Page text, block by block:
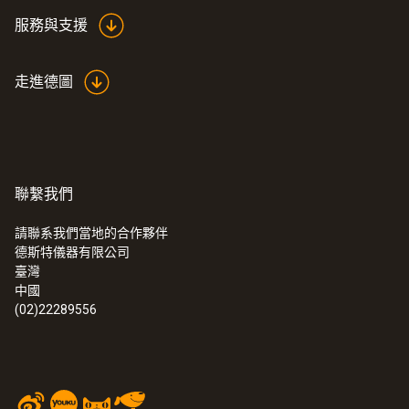
服務與支援
走進德圖
聯繫我們
請聯系我們當地的合作夥伴
德斯特儀器有限公司
臺灣
中國
(02)22289556